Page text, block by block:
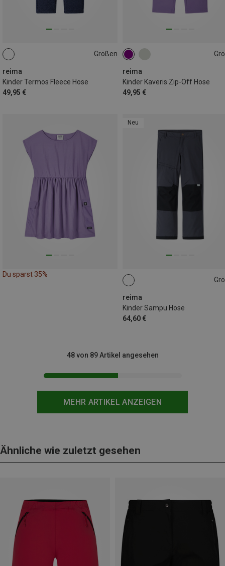
Größen
reima
Kinder Termos Fleece Hose
49,95 €
reima
Kinder Kaveris Zip-Off Hose
49,95 €
128
Du sparst 35%
Neu
reima
Kinder Sampu Hose
64,60 €
MEHR ARTIKEL ANZEIGEN
48 von 89 Artikel angesehen
Ähnliche wie zuletzt gesehen